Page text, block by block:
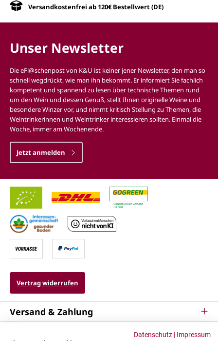
Versandkostenfrei ab 120€ Bestellwert (DE)
Unser Newsletter
Die eFl@schenpost von K&U ist keiner jener Newsletter, den man so
schnell wegdrückt, wie man ihn bekommt. Er informiert Sie fachlich
kompetent und spannend zu lesen über technische Themen rund
um den Wein und dessen Genuß, stellt Ihnen originelle Weine und
besondere Winzer vor, und nimmt kritisch Stellung zu Themen, die
Weintrinkerinnen und Weintrinker interessieren sollten. Einmal die
Woche, immer am Wochenende.
Jetzt anmelden
Vertrag widerrufen
Versand & Zahlung
Datenschutz | Impressum